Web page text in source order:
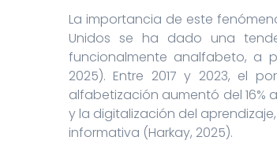
La importancia de este
Unidos se ha dado una
funcionalmente analfabeto, a
2025). Entre 2017 y 2023, el
alfabetización aumentó del 16%
y la digitalización del
informativa (Harkay, 2025).